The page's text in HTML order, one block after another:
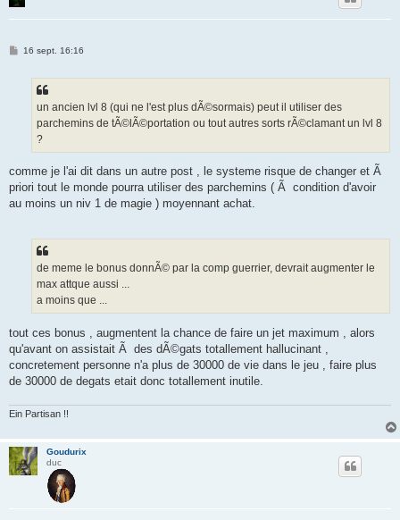
M
16 sept. 16:16
un ancien lvl 8 (qui ne l'est plus dÃ©sormais) peut il utiliser des
parchemins de tÃ©lÃ©portation ou tout autres sorts rÃ©clamant un lvl 8
?
comme je l'ai dit dans un autre post , le systeme risque de changer et Ã
priori tout le monde pourra utiliser des parchemins ( Ã condition d'avoir
au moins un niv 1 de magie ) moyennant achat.
de meme le bonus donnÃ© par la comp guerrier, devrait augmenter le
max attque aussi ...
a moins que ...
tout ces bonus , augmentent la chance de faire un jet maximum , alors
qu'avant on assistait Ã des dÃ©gats totallement hallucinant ,
concretement personne n'a plus de 30000 de vie dans le jeu , faire plus
de 30000 de degats etait donc totallement inutile.
Ein Partisan !!
Goudurix
duc